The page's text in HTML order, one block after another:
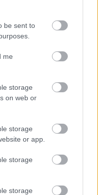
be sent to
me
storage
on web or
storage
or app.
storage
storage
hiszen
munkásságáról
a honlapomról
olvasható
ítélték meg a
Kárpátia
a
a tévedésről és
amelyek
mai napig aktív